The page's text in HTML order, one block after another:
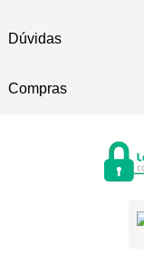
Dúvidas
Compras